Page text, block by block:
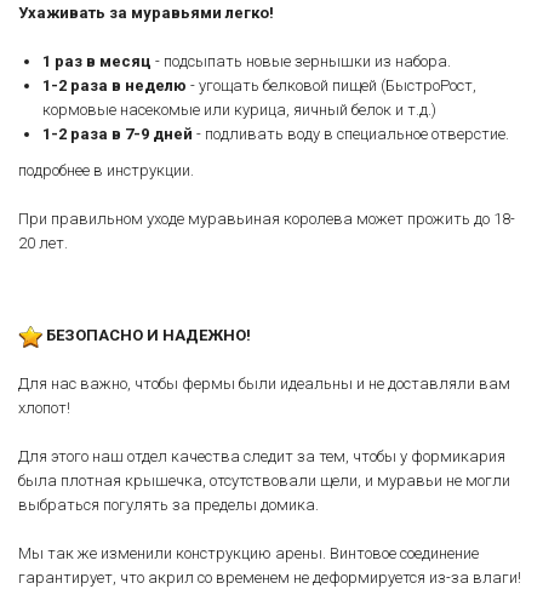
Ухаживать за муравьями легко!
1 раз в месяц - подсыпать новые зернышки из набора.
1-2 раза в неделю - угощать белковой пищей (БыстроРост,
кормовые насекомые или курица, яичный белок и т.д.)
1-2 раза в 7-9 дней - подливать воду в специальное отверстие.
подробнее в инструкции.
При правильном уходе муравьиная королева может прожить до 18-
20 лет.
БЕЗОПАСНО И НАДЕЖНО!
Для нас важно, чтобы фермы были идеальны и не доставляли вам
хлопот!
Для этого наш отдел качества следит за тем, чтобы у формикария
была плотная крышечка, отсутствовали щели, и муравьи не могли
выбраться погулять за пределы домика.
Мы так же изменили конструкцию арены. Винтовое соединение
гарантирует, что акрил со временем не деформируется из-за влаги!